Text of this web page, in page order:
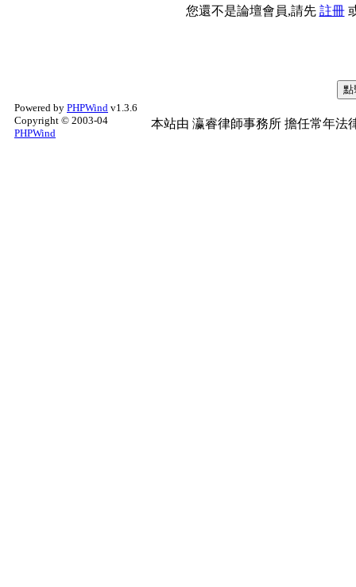
您還不是論壇會員,請先 註冊
Powered by PHPWind v1.3.6
Copyright © 2003-04
PHPWind
本站由 瀛睿律師事務所 擔任常年法